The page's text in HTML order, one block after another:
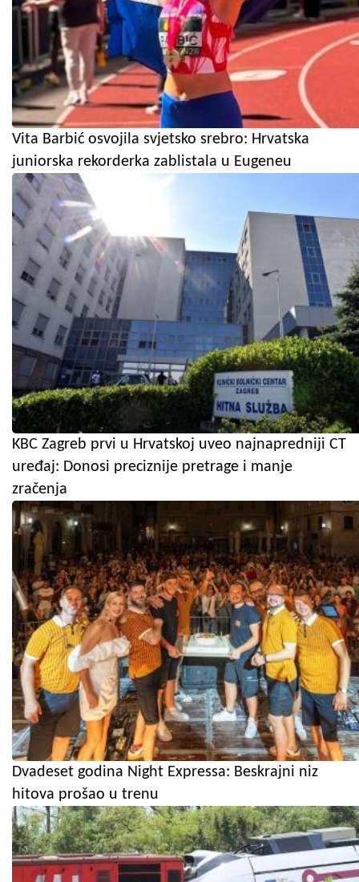
Vita Barbić osvojila svjetsko srebro: Hrvatska
juniorska rekorderka zablistala u Eugeneu
KBC Zagreb prvi u Hrvatskoj uveo najnapredniji CT
uređaj: Donosi preciznije pretrage i manje
zračenja
Dvadeset godina Night Expressa: Beskrajni niz
hitova prošao u trenu